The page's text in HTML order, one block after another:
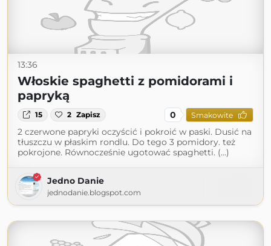
13:36
Włoskie spaghetti z pomidorami i
papryką
15 2 Zapisz 0 Smakowite
2 czerwone papryki oczyścić i pokroić w paski. Dusić na
tłuszczu w płaskim rondlu. Do tego 3 pomidory. też
pokrojone. Równocześnie ugotować spaghetti. (...)
Jedno Danie
jednodanie.blogspot.com